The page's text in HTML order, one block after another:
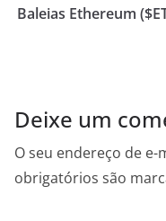
Baleias Ethereum
Deixe um
O seu endereço de
obrigatórios são